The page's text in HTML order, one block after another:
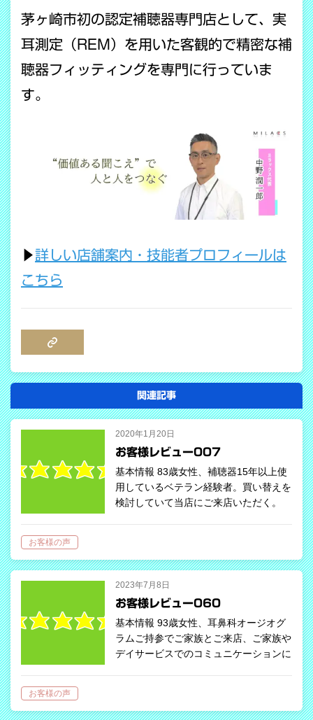
茅ヶ崎市初の認定補聴器専門店として、実
耳測定（REM）を用いた客観的で精密な補
聴器フィッティングを専門に行っていま
す。
▶詳しい店舗案内・技能者プロフィールは
こちら
関連記事
2020年1月20日
お客様レビュー007
基本情報 83歳女性、補聴器15年以上使
用しているベテラン経験者。買い替えを
検討していて当店にご来店いただく。
と…
お客様の声
2023年7月8日
お客様レビュー060
基本情報 93歳女性、耳鼻科オージオグ
ラムご持参でご家族とご来店、ご家族や
デイサービスでのコミュニケーションに
お客様の声